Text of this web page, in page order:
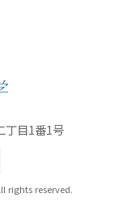
丁目1番1号
rights reserved.